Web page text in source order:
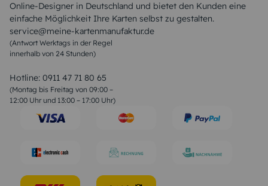
Online-Designer in Deutschland und bietet den Kunden eine
einfache Möglichkeit Ihre Karten selbst zu gestalten.
service@meine-kartenmanufaktur.de
(Antwort Werktags in der Regel
innerhalb von 24 Stunden)
Hotline: 0911 47 71 80 65
(Montag bis Freitag von 09:00 –
12:00 Uhr und 13:00 – 17:00 Uhr)
Sommer Sprüche
Muttertagssprüche
Sprüche zur Hochzeit
Sprüche zur Konfirmation & Kommunion
Weihnachtsgedichte
Liebessprüche
Geburtstagssprüche
Trauersprüche
Konfirmation Glückwünsche